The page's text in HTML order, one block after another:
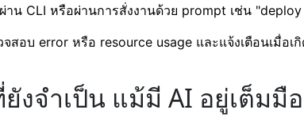
น CLI หรือผ่านการสั่งงานด้วย prompt เช่น
สอบ error หรือ resource usage และแจ้งเตือนเมื่อเ
งจำเป็น แม้มี AI อยู่เต็มมือ